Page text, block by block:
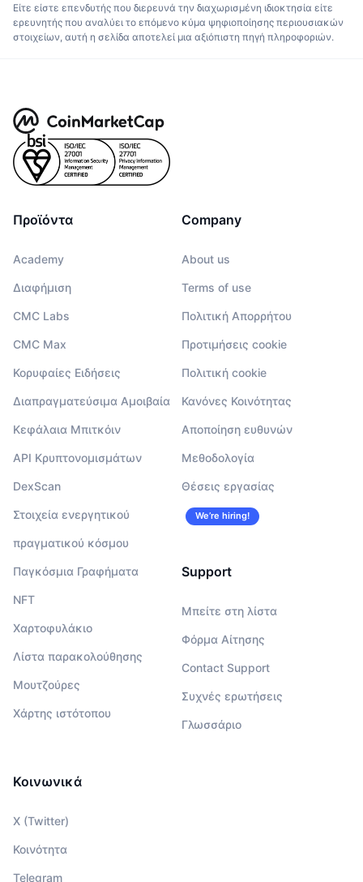
Είτε είστε επενδυτής που διερευνά την διαχωρισμένη ιδιοκτησία είτε
ερευνητής που αναλύει το επόμενο κύμα ψηφιοποίησης περιουσιακών
στοιχείων, αυτή η σελίδα αποτελεί μια αξιόπιστη πηγή πληροφοριών.
Προϊόντα
Academy
Διαφήμιση
CMC Labs
CMC Max
Κορυφαίες Ειδήσεις
Διαπραγματεύσιμα Αμοιβαία
Κεφάλαια Μπιτκόιν
API Κρυπτονομισμάτων
DexScan
Στοιχεία ενεργητικού
πραγματικού κόσμου
Παγκόσμια Γραφήματα
NFT
Χαρτοφυλάκιο
Λίστα παρακολούθησης
Μουτζούρες
Χάρτης ιστότοπου
Company
About us
Terms of use
Πολιτική Απορρήτου
Προτιμήσεις cookie
Πολιτική cookie
Κανόνες Κοινότητας
Αποποίηση ευθυνών
Μεθοδολογία
Θέσεις εργασίας
We’re hiring!
Support
Μπείτε στη λίστα
Φόρμα Αίτησης
Contact Support
Συχνές ερωτήσεις
Γλωσσάριο
Κοινωνικά
X (Twitter)
Κοινότητα
Telegram